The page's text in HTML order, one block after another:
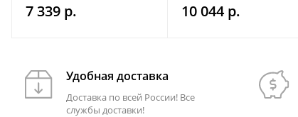
2500 лм на магнитном
7 339 р.
герметичном чехле
10 044 р.
Удобная доставка
Доставка по всей России! Все
службы доставки!